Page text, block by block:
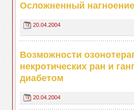
Осложненный
20.04.2004
Возможности
некротических ран и
диабетом
20.04.2004